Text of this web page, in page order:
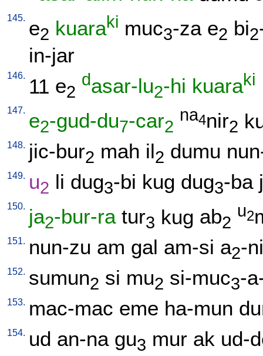
145. e2 kuaraki muc3-za e2 bi2
in-jar
146. 11 e2
dasar-lu2-hi kuaraki
147. e2-gud-du7-car2
na4nir2
148. jic-bur2 mah il2 dumu
149. u2 li dug3-bi kug dug3-ba
150. ja2-bur-ra tur3 kug ab2
u2
151. nun-zu am gal am-si a2-
152. sumun2 si mu2 si-muc3-
153. mac-mac eme ha-mun
154. ud an-na gu3 mur ak ud-